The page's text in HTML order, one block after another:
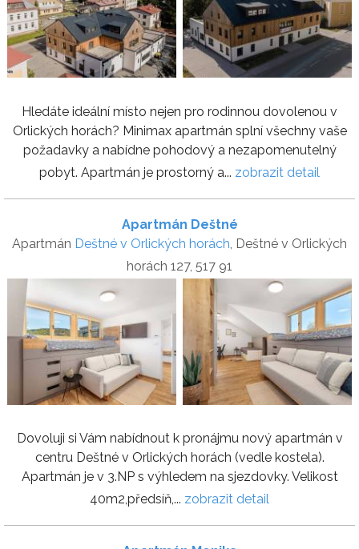
Hledáte ideální místo nejen pro rodinnou dovolenou v
Orlických horách? Minimax apartmán splní všechny vaše
požadavky a nabídne pohodový a nezapomenutelný
pobyt. Apartmán je prostorný a... zobrazit detail
Apartmán Deštné
Apartmán Deštné v Orlických horách , Deštné v Orlických
horách 127, 517 91
Dovoluji si Vám nabídnout k pronájmu nový apartmán v
centru Deštné v Orlických horách (vedle kostela).
Apartmán je v 3.NP s výhledem na sjezdovky. Velikost
40m2,předsíň,... zobrazit detail